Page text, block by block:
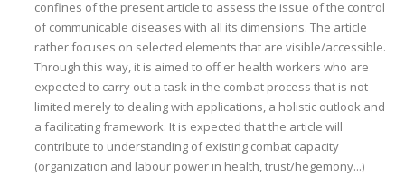
confines of the present article to assess the issue of the control
of communicable diseases with all its dimensions. The article
rather focuses on selected elements that are visible/accessible.
Through this way, it is aimed to off er health workers who are
expected to carry out a task in the combat process that is not
limited merely to dealing with applications, a holistic outlook and
a facilitating framework. It is expected that the article will
contribute to understanding of existing combat capacity
(organization and labour power in health, trust/hegemony...)